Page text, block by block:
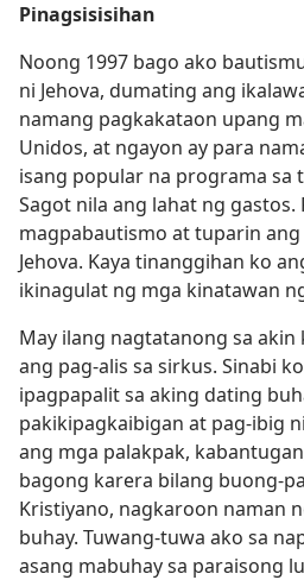
Pinagsisisihan
Noong 1997 bago ako
ni Jehova, dumating ang
namang pagkakataon upang
Unidos, at ngayon ay para
isang popular na programa sa
Sagot nila ang lahat ng
magpabautismo at tuparin
Jehova. Kaya tinanggihan ko
ikinagulat ng mga kinatawan
May ilang nagtatanong sa
ang pag-alis sa sirkus. Sinabi
ipagpapalit sa aking dating
pakikipagkaibigan at pag-ibig
ang mga palakpak,
bagong karera bilang buong-
Kristiyano, nagkaroon naman
buhay. Tuwang-tuwa ako sa
asang mabuhay sa paraisong